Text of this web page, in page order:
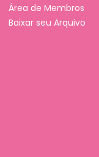
Área de Membros
Baixar seu Arquivo